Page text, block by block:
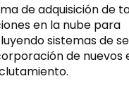
de adquisición de
en la nube para
sistemas de
de nuevos